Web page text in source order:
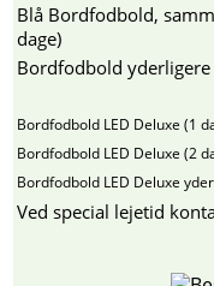
Blå Bordfodbold,
dage)
Bordfodbold yderligere
Bordfodbold LED Deluxe (1
Bordfodbold LED Deluxe (2
Bordfodbold LED Deluxe
Ved special lejetid